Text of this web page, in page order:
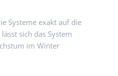
Systeme exakt auf die
sich das System
im Winter